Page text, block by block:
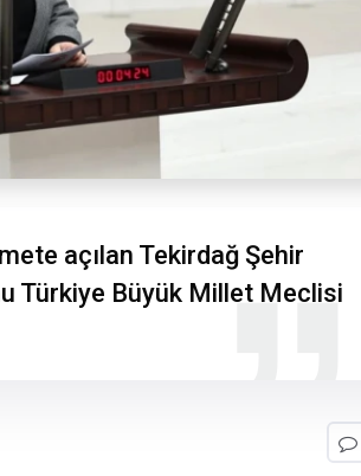
açılan Tekirdağ Şehir
Türkiye Büyük Millet Meclisi